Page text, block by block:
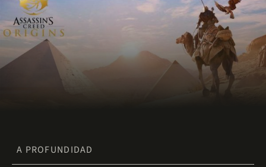
Institucional
A PROFUNDIDAD